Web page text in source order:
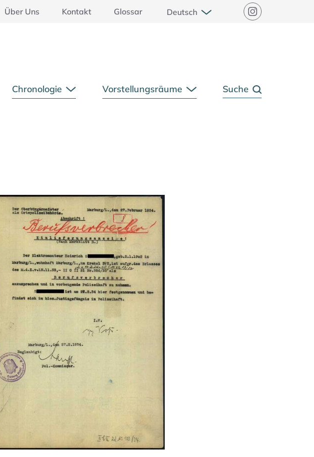
Über Uns Kontakt Glossar Deutsch Untermenü öffnen
Instagram
Chronologie Untermenü öffnen
Vorstellungsräume Untermenü öffnen
Suche